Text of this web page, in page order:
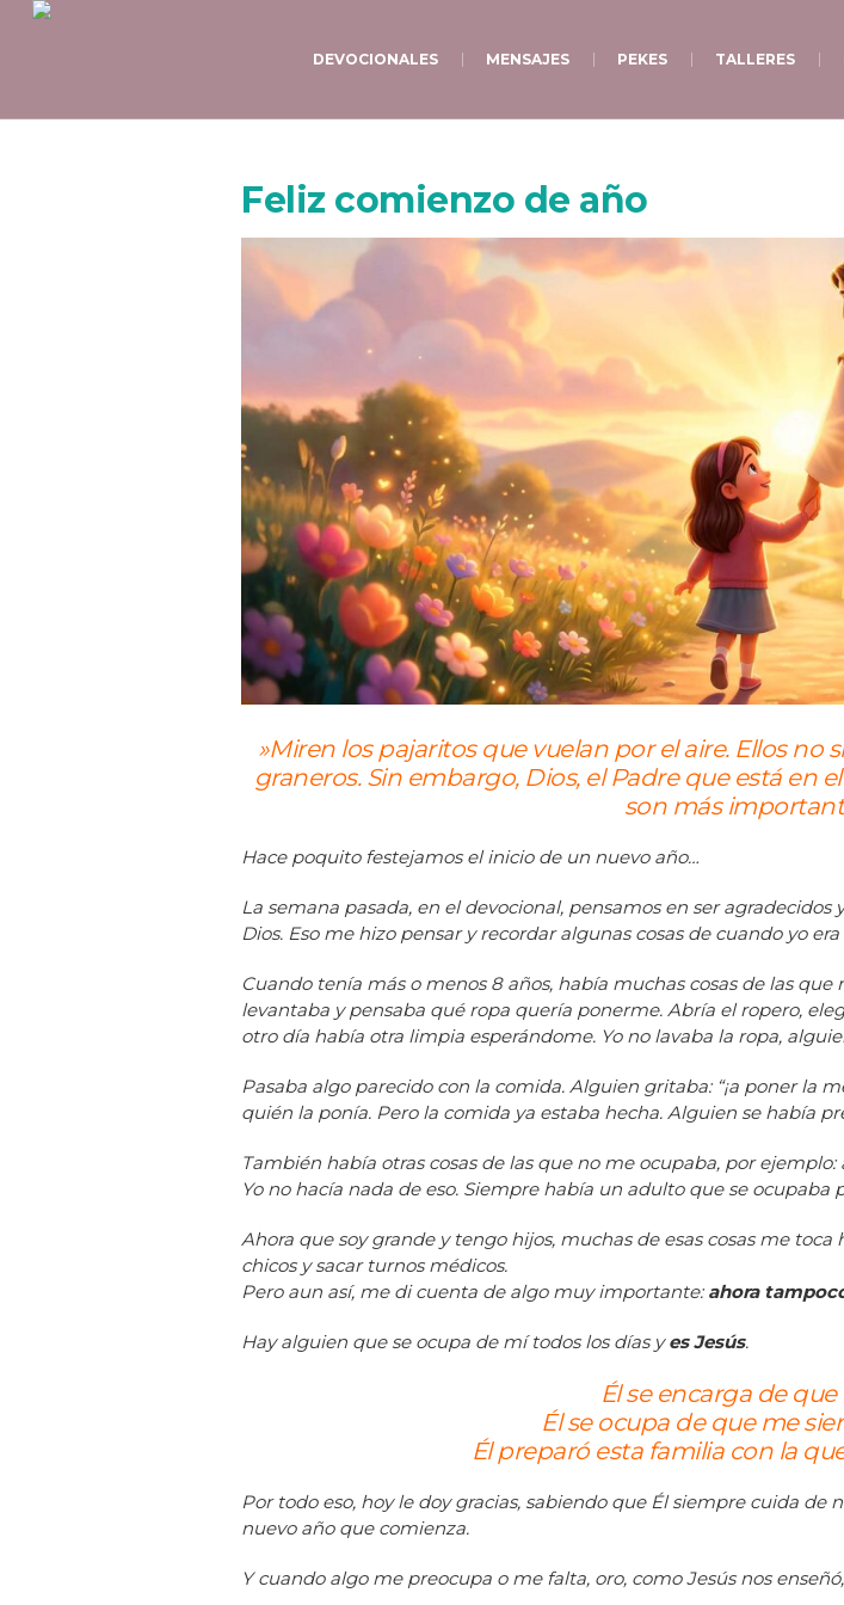
DEVOCIONALES MENSAJES PEKES TALLERES
Feliz comienzo de año
»Miren los pajaritos que vuelan por el aire. Ellos
graneros. Sin embargo, Dios, el Padre que está en
son más
Hace poquito festejamos el inicio de un nuevo año…
La semana pasada, en el devocional, pensamos en ser
Dios. Eso me hizo pensar y recordar algunas cosas de cuando yo
Cuando tenía más o menos 8 años, había muchas cosas de las
levantaba y pensaba qué ropa quería ponerme. Abría el ropero,
otro día había otra limpia esperándome. Yo no lavaba la ropa,
Pasaba algo parecido con la comida. Alguien gritaba: “¡a poner la
quién la ponía. Pero la comida ya estaba hecha. Alguien se había
También había otras cosas de las que no me ocupaba, por
Yo no hacía nada de eso. Siempre había un adulto que se ocupaba
Ahora que soy grande y tengo hijos, muchas de esas cosas me
chicos y sacar turnos médicos.
Pero aun así, me di cuenta de algo muy importante:ahora
Hay alguien que se ocupa de mí todos los días yes Jesús.
Él se encarga de
Él se ocupa de que me
Él preparó esta familia con la
Por todo eso, hoy le doy gracias, sabiendo que Él siempre cuida de
nuevo año que comienza.
Y cuando algo me preocupa o me falta, oro, como Jesús nos